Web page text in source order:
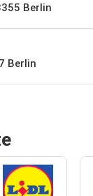
Berlin
Berlin